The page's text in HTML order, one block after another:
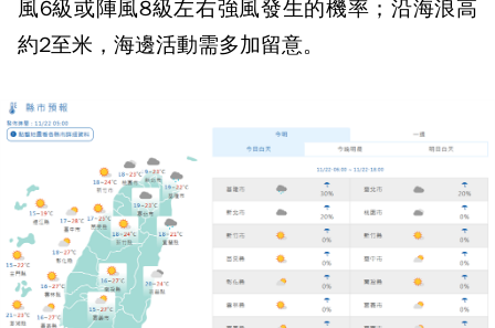
風6級或陣風8級左右強風發生的機率；沿海浪高
約2至米，海邊活動需多加留意。